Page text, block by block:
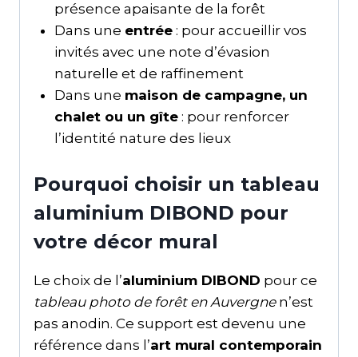
présence apaisante de la forêt
Dans une entrée: pour accueillir vos
invités avec une note d’évasion
naturelle et de raffinement
Dans une maison de campagne, un
chalet ou un gîte: pour renforcer
l’identité nature des lieux
Pourquoi choisir un tableau
aluminium DIBOND pour
votre décor mural
Le choix de l’aluminium DIBOND pour ce
tableau photo de forêt en Auvergnen’est
pas anodin. Ce support est devenu une
référence dans l’art mural contemporain